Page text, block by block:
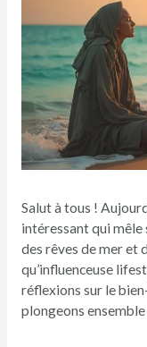
Salut à tous !
intéressant qui
des rêves de mer et
qu’influenceuse
réflexions sur le
plongeons